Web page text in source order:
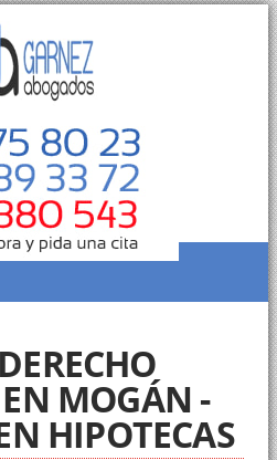
MOGÁN -
HIPOTECAS